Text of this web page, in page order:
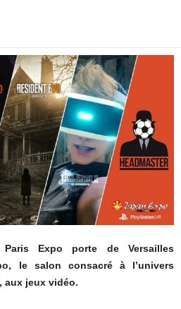
Paris Expo porte de Versailles
le salon consacré à l’univers
aux jeux vidéo.